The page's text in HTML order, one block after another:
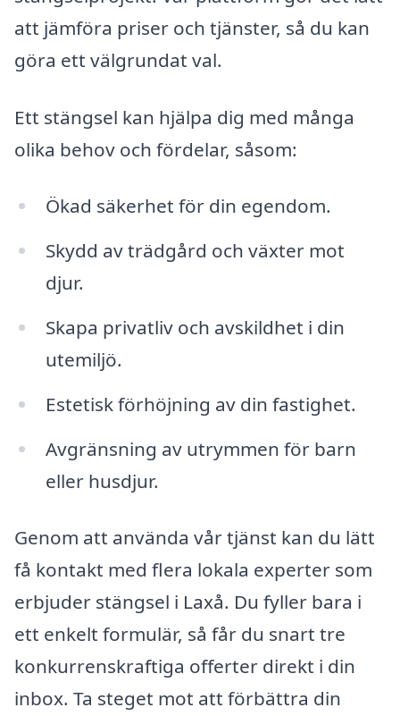
att jämföra priser och tjänster, så du kan
göra ett välgrundat val.
Ett stängsel kan hjälpa dig med många
olika behov och fördelar, såsom:
Ökad säkerhet för din egendom.
Skydd av trädgård och växter mot
djur.
Skapa privatliv och avskildhet i din
utemiljö.
Estetisk förhöjning av din fastighet.
Avgränsning av utrymmen för barn
eller husdjur.
Genom att använda vår tjänst kan du lätt
få kontakt med flera lokala experter som
erbjuder stängsel i Laxå. Du fyller bara i
ett enkelt formulär, så får du snart tre
konkurrenskraftiga offerter direkt i din
inbox. Ta steget mot att förbättra din